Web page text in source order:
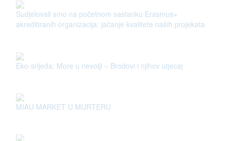
Sudjelovali smo na početnom sastanku Erasmus+
akreditiranih organizacija: jačanje kvalitete naših projekata
Eko-srijeda: More u nevolji – Brodovi i njihov utjecaj
MIAU MARKET U MURTERU